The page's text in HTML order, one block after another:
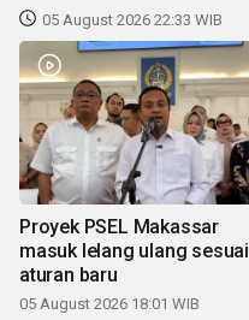
05 August 2026 22:33 WIB
Proyek PSEL Makassar
masuk lelang ulang sesuai
aturan baru
05 August 2026 18:01 WIB